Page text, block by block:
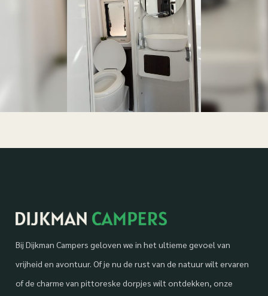
Bij Dijkman Campers geloven we in het ultieme gevoel van
vrijheid en avontuur. Of je nu de rust van de natuur wilt ervaren
of de charme van pittoreske dorpjes wilt ontdekken, onze